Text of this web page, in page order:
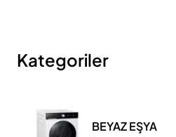
Kategoriler
BEYAZ EŞYA